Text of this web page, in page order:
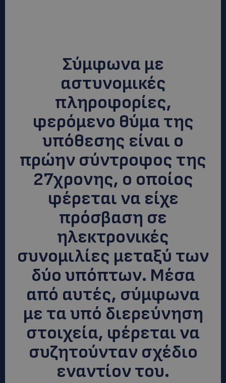
Σύμφωνα με
αστυνομικές
πληροφορίες,
φερόμενο θύμα της
υπόθεσης είναι ο
πρώην σύντροφος της
27χρονης, ο οποίος
φέρεται να είχε
πρόσβαση σε
ηλεκτρονικές
συνομιλίες μεταξύ των
δύο υπόπτων. Μέσα
από αυτές, σύμφωνα
με τα υπό διερεύνηση
στοιχεία, φέρεται να
συζητούνταν σχέδιο
εναντίον του.